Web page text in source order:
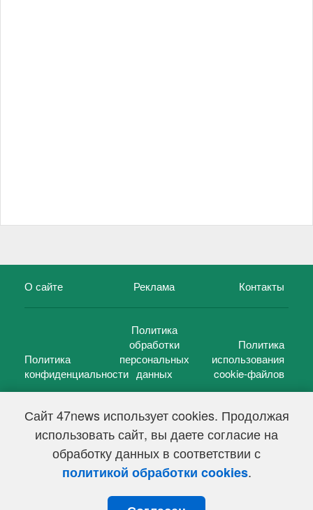
Сайт 47news использует cookies. Продолжая
использовать сайт, вы даете согласие на
обработку данных в соответствии с
политикой обработки cookies.
О сайте Реклама Контакты
Политика
конфиденциальности
Политика
обработки
персональных
данных
Политика
использования
cookie-файлов
47 новостей (47 news)2005 — 2026 г.
Свидетельство о регистрации СМИ Эл № ФС 77-39848, выдано
Федеральной службой по надзору в сфере связи,
информационных технологий и массовых коммуникаций